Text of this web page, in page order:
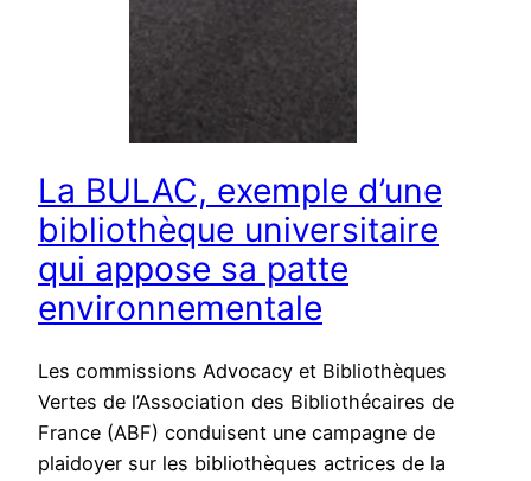
La BULAC, exemple d’une
bibliothèque universitaire
qui appose sa patte
environnementale
Les commissions Advocacy et Bibliothèques
Vertes de l’Association des Bibliothécaires de
France (ABF) conduisent une campagne de
plaidoyer sur les bibliothèques actrices de la